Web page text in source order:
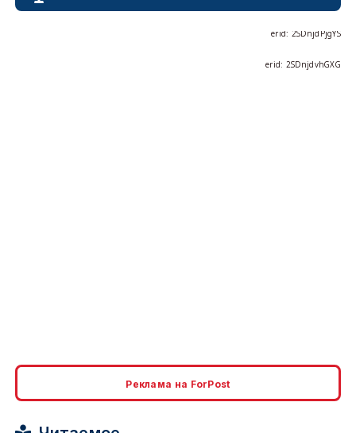
erid: 2SDnjdPjgYS
erid: 2SDnjdvhGXG
Реклама на ForPost